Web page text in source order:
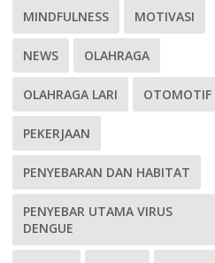
MINDFULNESS MOTIVASI
NEWS OLAHRAGA
OLAHRAGA LARI OTOMOTIF
PEKERJAAN
PENYEBARAN DAN HABITAT
PENYEBAR UTAMA VIRUS
DENGUE